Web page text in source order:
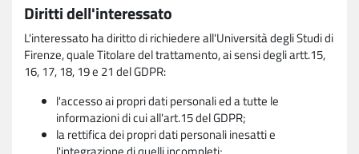
Diritti dell'interessato
L'interessato ha diritto di richiedere all'Università degli Studi di
Firenze, quale Titolare del trattamento, ai sensi degli artt.15,
16, 17, 18, 19 e 21 del GDPR:
l'accesso ai propri dati personali ed a tutte le
informazioni di cui all'art.15 del GDPR;
la rettifica dei propri dati personali inesatti e